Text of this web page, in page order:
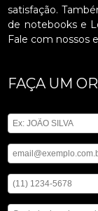
satisfação.
de notebooks e
Fale com nossos
FAÇA UM